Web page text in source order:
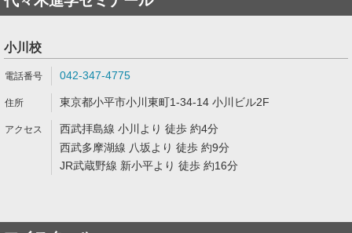
小川校
042-347-4775
東京都小平市小川東町1-34-14 小川ビル2F
西武拝島線 小川より 徒歩 約4分
西武多摩湖線 八坂より 徒歩 約9分
JR武蔵野線 新小平より 徒歩 約16分